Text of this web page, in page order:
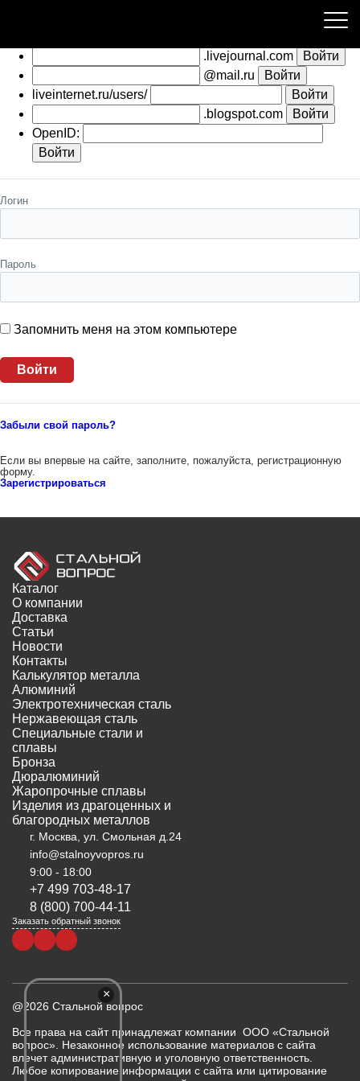
.livejournal.com
@mail.ru
liveinternet.ru/users/
.blogspot.com
OpenID:
Логин
Пароль
Запомнить меня на этом компьютере
Забыли свой пароль?
Если вы впервые на сайте, заполните, пожалуйста, регистрационную
форму.
Зарегистрироваться
Каталог
О компании
Доставка
Статьи
Новости
Контакты
Калькулятор металла
Алюминий
Электротехническая сталь
Нержавеющая сталь
Специальные стали и
сплавы
Бронза
Дюралюминий
Жаропрочные сплавы
Изделия из драгоценных и
благородных металлов
г. Москва, ул. Смольная д.24
info@stalnoyvopros.ru
9:00 - 18:00
+7 499 703-48-17
8 (800) 700-44-11
Заказать обратный звонок
@2026 Стальной вопрос
Все права на сайт принадлежат компании ООО «Стальной
вопрос». Незаконное использование материалов с сайта
влечет административную и уголовную ответственность.
Любое копирование информации с сайта или цитирование
×